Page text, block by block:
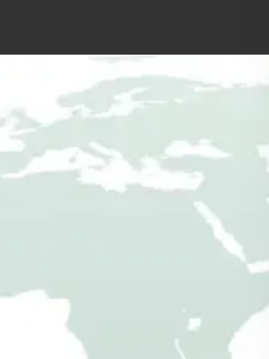
Ihre Profis für individuelle Gartenhäuser nach
GARTENHAUS KONFIGURATOR
Gartenhäuser aus Metall
Sichtschutzzaun für